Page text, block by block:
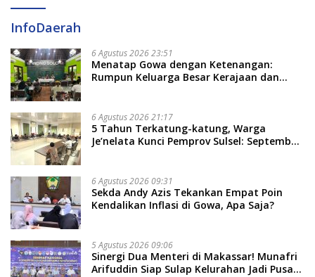
InfoDaerah
6 Agustus 2026 23:51
Menatap Gowa dengan Ketenangan:
Rumpun Keluarga Besar Kerajaan dan
Soal Adat dan Adab
6 Agustus 2026 21:17
5 Tahun Terkatung-katung, Warga
Je’nelata Kunci Pemprov Sulsel: September
6 Agustus 2026 09:31
Sekda Andy Azis Tekankan Empat Poin
Kendalikan Inflasi di Gowa, Apa Saja?
5 Agustus 2026 09:06
Sinergi Dua Menteri di Makassar! Munafri
Arifuddin Siap Sulap Kelurahan Jadi Pusat